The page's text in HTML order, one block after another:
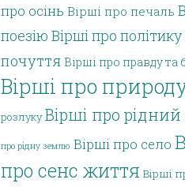
про осінь Вірші про печаль
поезію Вірші про політику
почуття Вірші про правду та
Вірші про
розлуку Вірші про
про рідну землю Вірші про село
про сенс життя Вірші